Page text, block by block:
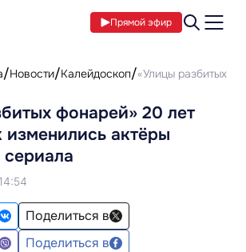
Прямой эфир
Новости Калейдоскоп «Улицы разбитых
фонарей» 20 лет
изменились актёры
сериала
Поделиться в
Поделиться в